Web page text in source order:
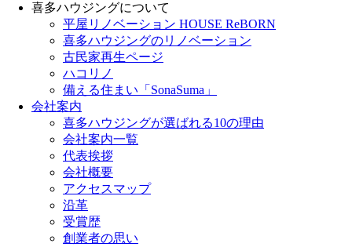
喜多ハウジングについて
平屋リノベーション HOUSE ReBORN
喜多ハウジングのリノベーション
古民家再生ページ
ハコリノ
備える住まい「SonaSuma」
会社案内
喜多ハウジングが選ばれる10の理由
会社案内一覧
代表挨拶
会社概要
アクセスマップ
沿革
受賞歴
創業者の思い